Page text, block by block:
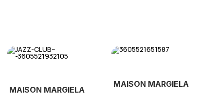
MAISON MARGIELA
MAISON MARGIELA